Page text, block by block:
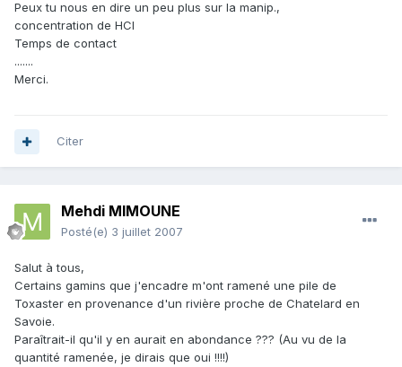
Peux tu nous en dire un peu plus sur la manip.,
concentration de HCl
Temps de contact
.......
Merci.
Citer
Mehdi MIMOUNE
Posté(e) 3 juillet 2007
Salut à tous,
Certains gamins que j'encadre m'ont ramené une pile de
Toxaster en provenance d'un rivière proche de Chatelard en
Savoie.
Paraîtrait-il qu'il y en aurait en abondance ??? (Au vu de la
quantité ramenée, je dirais que oui !!!!)